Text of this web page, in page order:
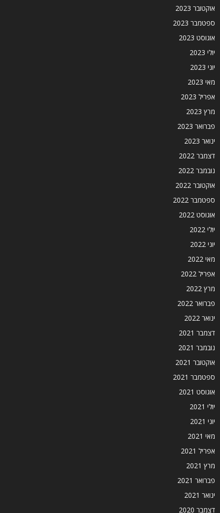
אוקטובר 2023
ספטמבר 2023
אוגוסט 2023
יולי 2023
יוני 2023
מאי 2023
אפריל 2023
מרץ 2023
פברואר 2023
ינואר 2023
דצמבר 2022
נובמבר 2022
אוקטובר 2022
ספטמבר 2022
אוגוסט 2022
יולי 2022
יוני 2022
מאי 2022
אפריל 2022
מרץ 2022
פברואר 2022
ינואר 2022
דצמבר 2021
נובמבר 2021
אוקטובר 2021
ספטמבר 2021
אוגוסט 2021
יולי 2021
יוני 2021
מאי 2021
אפריל 2021
מרץ 2021
פברואר 2021
ינואר 2021
דצמבר 2020